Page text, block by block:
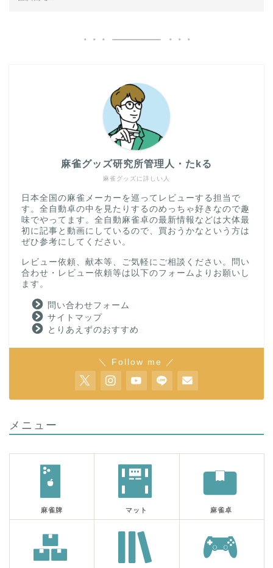
麻雀グッズに詳しい人
麻雀グッズ研究所管理人・たkる
日本全国の麻雀メーカーを巡ってレビューする担当で
す。全自動卓の中を見たりするのめっちゃ好きなので趣
味でやってます。全自動麻雀卓の最新情報などは大体最
初に記事と動画にしているので、買おうかなという方は
ぜひ参考にしてください。
レビュー依頼、献本等、ご気軽にご相談ください。問い
合わせ・レビュー依頼等は以下のフォームよりお願いし
ます。
問い合わせフォーム
サイトマップ
とりあえずのおすすめ
＼ Follow me ／
メニュー
麻雀牌 マット 麻雀卓